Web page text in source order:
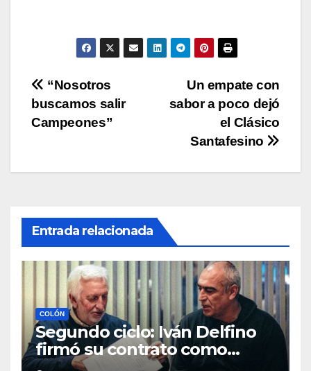
p
b
o
o
k
Li
n
ar
tir
Navegación
de
Un empate con
sabor a poco dejó
el Clásico
Santafesino
“Nosotros
buscamos salir
Campeones”
Entrada relacionada
COLÓN
Segundo ciclo: Iván Delfino
firmó su contrato como
técnico de Colón